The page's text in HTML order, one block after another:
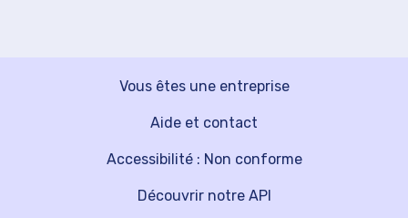
Vous êtes une entreprise
Découvrir notre API
Aide et contact
Accessibilité : Non conforme